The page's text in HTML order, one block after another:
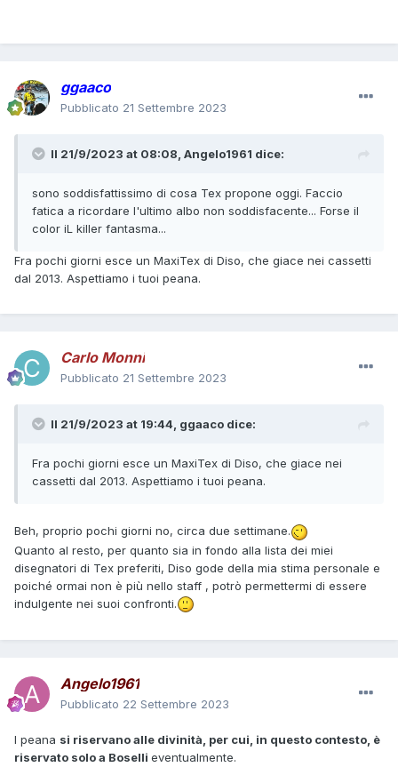
ggaaco
Pubblicato 21 Settembre 2023
Il 21/9/2023 at 08:08, Angelo1961 dice:
sono soddisfattissimo di cosa Tex propone oggi. Faccio
fatica a ricordare l'ultimo albo non soddisfacente... Forse il
color iL killer fantasma...
Fra pochi giorni esce un MaxiTex di Diso, che giace nei cassetti
dal 2013. Aspettiamo i tuoi peana.
Carlo Monni
Pubblicato 21 Settembre 2023
Il 21/9/2023 at 19:44, ggaaco dice:
Fra pochi giorni esce un MaxiTex di Diso, che giace nei
cassetti dal 2013. Aspettiamo i tuoi peana.
Beh, proprio pochi giorni no, circa due settimane.
Quanto al resto, per quanto sia in fondo alla lista dei miei
disegnatori di Tex preferiti, Diso gode della mia stima personale e
poiché ormai non è più nello staff , potrò permettermi di essere
indulgente nei suoi confronti.
Angelo1961
Pubblicato 22 Settembre 2023
I peana si riservano alle divinità, per cui, in questo contesto, è
riservato solo a Boselli eventualmente.